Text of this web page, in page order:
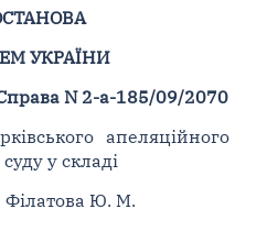
УКРАЇНИ
N 2-а-185/09/2070
апеляційного
у складі
Філатова Ю. М.